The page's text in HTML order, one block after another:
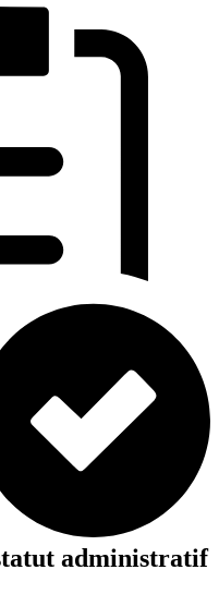
administratif